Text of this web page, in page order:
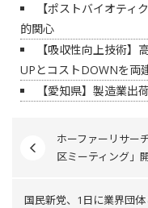
【ポストバイオティ
的関心
【吸収性向上技術】
UPとコストDOWNを両
【愛知県】製造業出
ホーファーリサー
区ミーティング」
国民新党、1日に業界団